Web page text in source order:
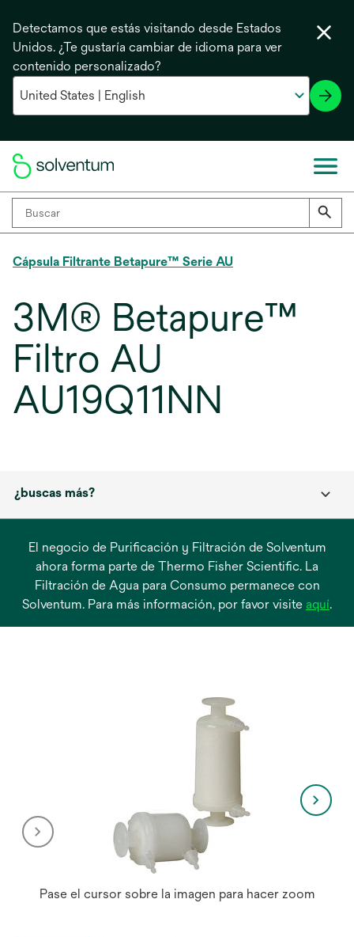
Detectamos que estás visitando desde Estados
Unidos. ¿Te gustaría cambiar de idioma para ver
contenido personalizado?
Cápsula Filtrante Betapure™ Serie AU
3M® Betapure™
Filtro AU
AU19Q11NN
¿buscas más?
El negocio de Purificación y Filtración de Solventum
ahora forma parte de Thermo Fisher Scientific. La
Filtración de Agua para Consumo permanece con
Solventum. Para más información, por favor visite aquíse
.
Pase el cursor sobre la imagen para hacer zoom